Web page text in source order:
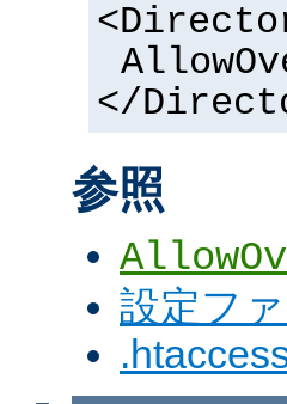
</
参照
設定フ